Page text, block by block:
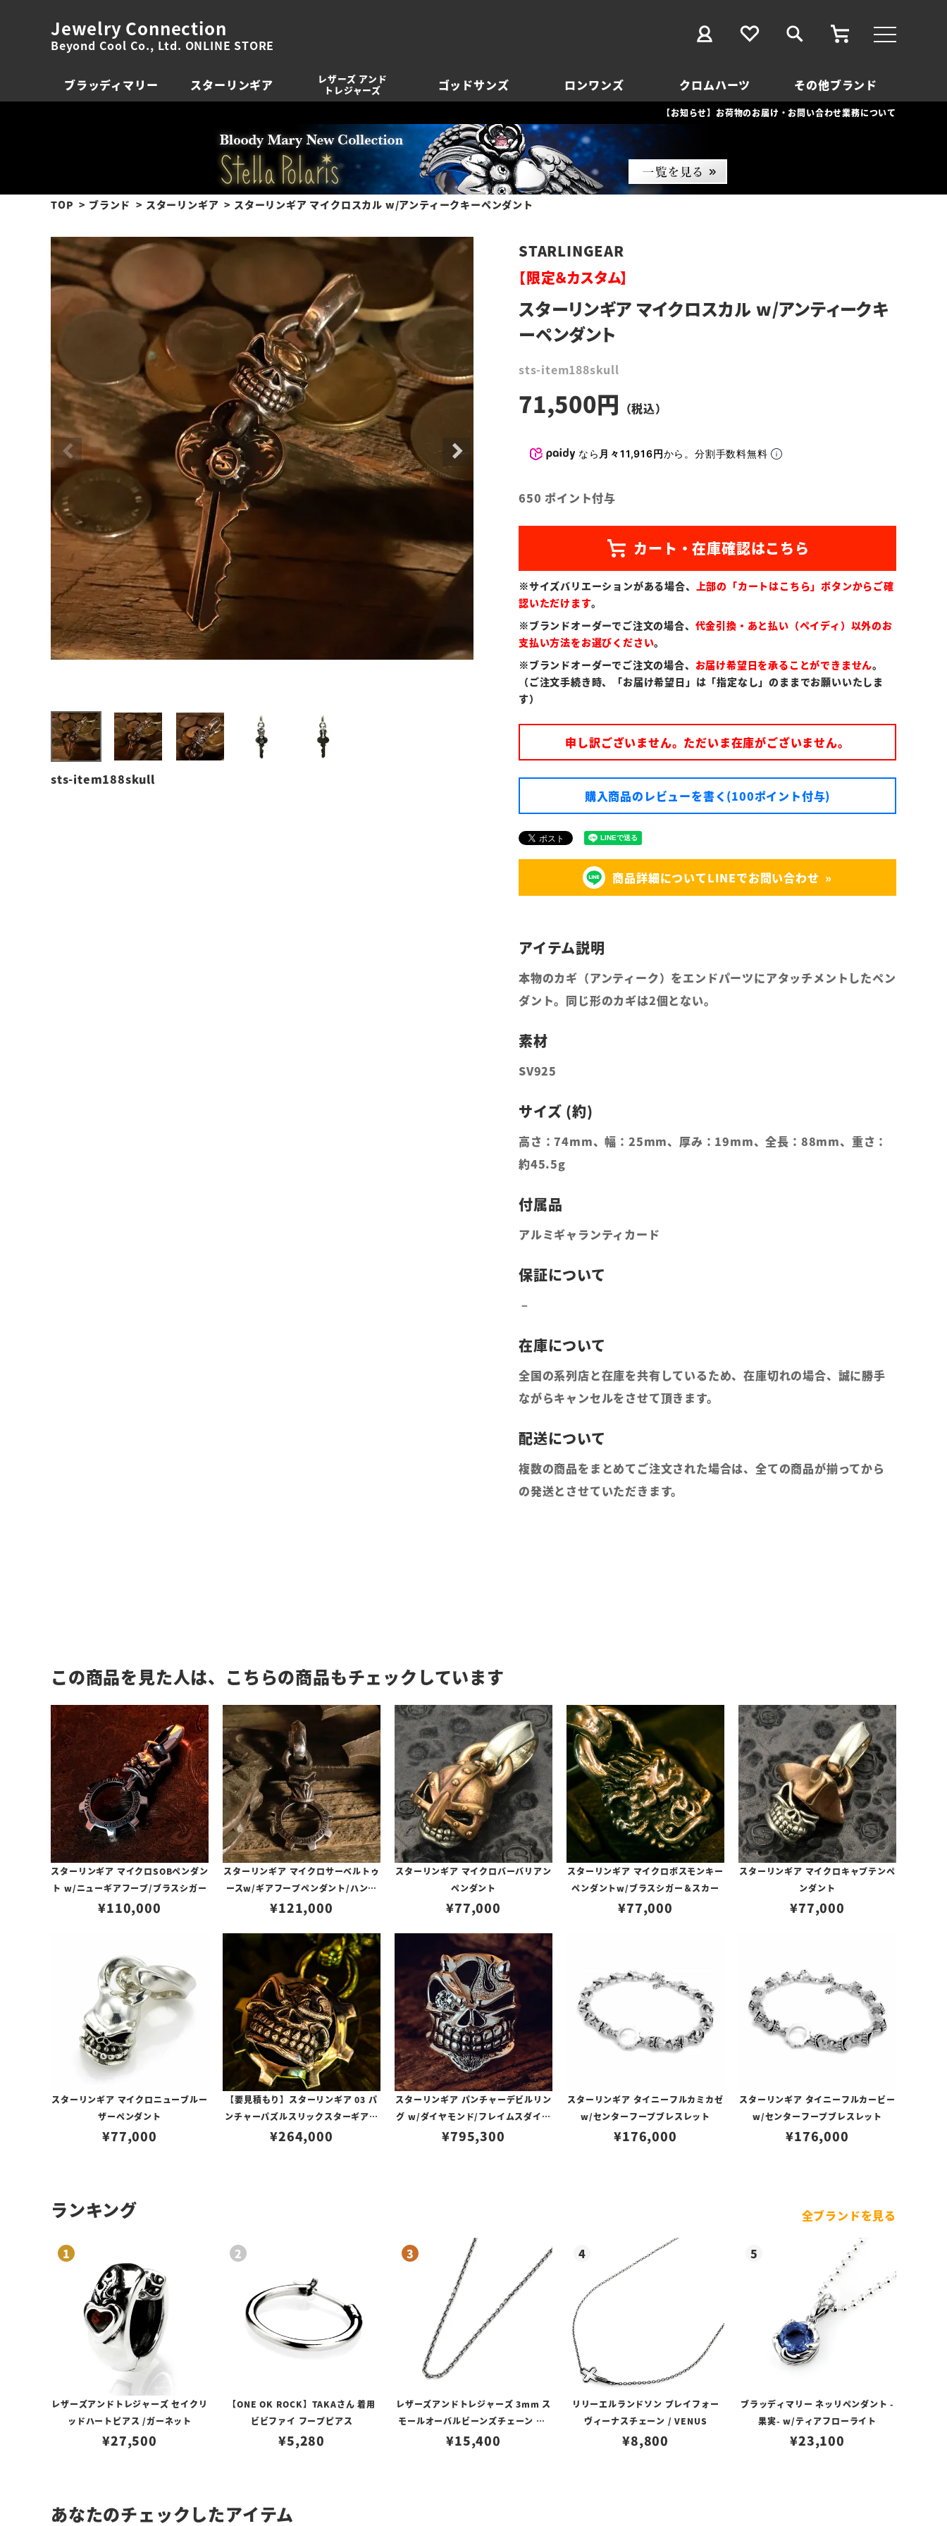
Jewelry Connection
Beyond Cool Co., Ltd. ONLINE STORE
ブラッディマリー スターリンギア
レザーズ アンド
トレジャーズ
ゴッドサンズ ロンワンズ クロムハーツ その他ブランド
【お知らせ】お荷物のお届け・お問い合わせ業務について
TOP ブランド スターリンギア スターリンギア マイクロスカル w/アンティークキーペンダント
sts-item188skull
STARLINGEAR
【限定＆カスタム】
スターリンギア マイクロスカル w/アンティークキ
ーペンダント
sts-item188skull
71,500
なら 月々11,916円から。分割手数料無料
650 ポイント付与
※サイズバリエーションがある場合、
上部の「カートはこちら」ボタンからご確
認いただけます。
※ブランドオーダーでご注文の場合、 代金引換・あと払い（ペイディ）以外のお
支払い方法をお選びください。
※ブランドオーダーでご注文の場合、 お届け希望日を承ることができません。
（ご注文手続き時、「お届け希望日」は「指定なし」のままでお願いいたしま
す）
申し訳ございません。ただいま在庫がございません。
購入商品のレビューを書く(100ポイント付与)
商品詳細についてLINEでお問い合わせ
本物のカギ（アンティーク）をエンドパーツにアタッチメントしたペン
ダント。同じ形のカギは2個とない。
SV925
高さ：74mm、幅：25mm、厚み：19mm、全長：88mm、重さ：
約45.5g
アルミギャランティカード
全国の系列店と在庫を共有しているため、在庫切れの場合、誠に勝手
ながらキャンセルをさせて頂きます。
複数の商品をまとめてご注文された場合は、全ての商品が揃ってから
の発送とさせていただきます。
この商品を見た人は、こちらの商品もチェックしています
スターリンギア マイクロSOBペンダン
ト w/ニューギアフープ/ブラスシガー
¥110,000
スターリンギア マイクロサーベルトゥ
ースw/ギアフープペンダント/ハンド
テクスチャー
¥121,000
スターリンギア マイクロバーバリアン
ペンダント
¥77,000
スターリンギア マイクロボスモンキー
ペンダントw/ブラスシガー＆スカー
¥77,000
スターリンギア マイクロキャプテンペ
ンダント
¥77,000
スターリンギア マイクロニューブルー
ザーペンダント
¥77,000
【要見積もり】スターリンギア 03 パ
ンチャーパズルスリックスターギアフ
ェイスペンダント w/1ポイントブラス
¥264,000
スターリンギア パンチャーデビルリン
グ w/ダイヤモンド/フレイムスダイヤ
パヴェ
¥795,300
スターリンギア タイニーフルカミカゼ
w/センターフープブレスレット
¥176,000
スターリンギア タイニーフルカービー
w/センターフープブレスレット
¥176,000
ランキング 全ブランドを見る
レザーズアンドトレジャーズ セイクリ
ッドハートピアス /ガーネット
¥27,500
【ONE OK ROCK】TAKAさん 着用
ビビファイ フープピアス
¥5,280
レザーズアンドトレジャーズ 3mm ス
モールオーバルビーンズチェーン w/
ロブスタークラスプ＆LTロゴプレート
¥15,400
リリーエルランドソン プレイフォー
ヴィーナスチェーン / VENUS
¥8,800
ブラッディマリー ネッリペンダント -
果実- w/ティアフローライト
¥23,100
あなたのチェックしたアイテム